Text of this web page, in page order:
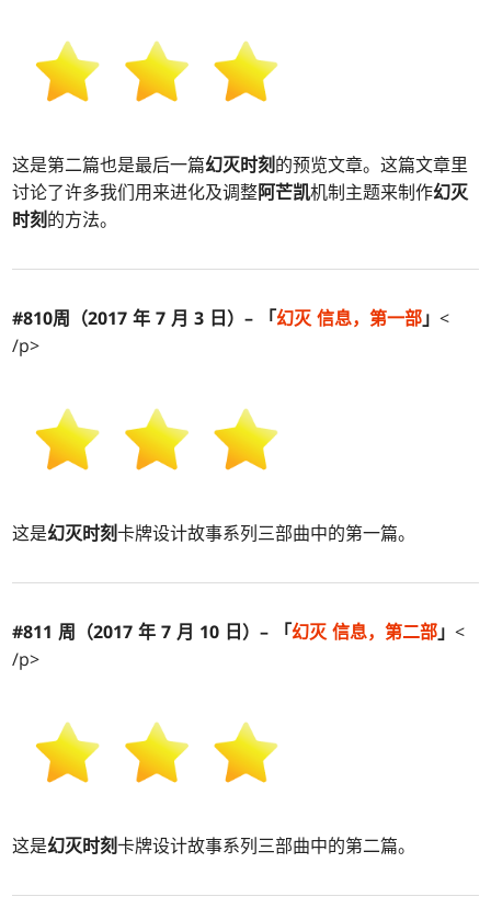
这是第二篇也是最后一篇幻灭时刻的预览文章。这篇文章里
讨论了许多我们用来进化及调整阿芒凯机制主题来制作幻灭
时刻的方法。
#810周（2017 年 7 月 3 日）– 「幻灭 信息，第一部」<
/p>
这是幻灭时刻卡牌设计故事系列三部曲中的第一篇。
#811 周（2017 年 7 月 10 日）– 「幻灭 信息，第二部」<
/p>
这是幻灭时刻卡牌设计故事系列三部曲中的第二篇。